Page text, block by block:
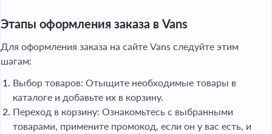
Этапы оформления заказа в Vans
Для оформления заказа на сайте Vans следуйте этим
шагам:
Выбор товаров: Отыщите необходимые товары в
каталоге и добавьте их в корзину.
Переход в корзину: Ознакомьтесь с выбранными
товарами, примените промокод, если он у вас есть, и